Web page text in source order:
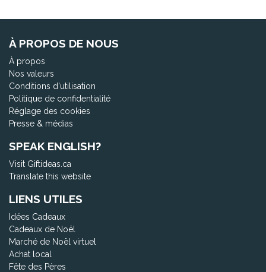
À PROPOS DE NOUS
À propos
Nos valeurs
Conditions d'utilisation
Politique de confidentialité
Réglage des cookies
Presse & médias
SPEAK ENGLISH?
Visit Giftideas.ca
Translate this website
LIENS UTILES
Idées Cadeaux
Cadeaux de Noël
Marché de Noël virtuel
Achat local
Fête des Pères